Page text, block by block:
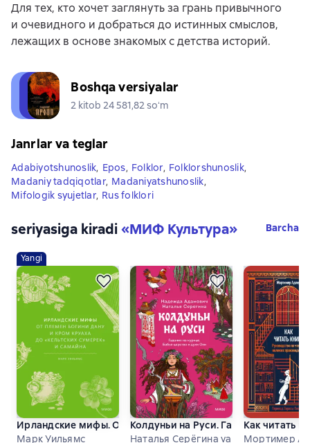
Для тех, кто хочет заглянуть за грань привычного
и очевидного и добраться до истинных смыслов,
лежащих в основе знакомых с детства историй.
Boshqa versiyalar
2 kitob 24 581,82 soʻm
Janrlar va teglar
Adabiyotshunoslik, Epos, Folklor, Folklorshunoslik,
Madaniy tadqiqotlar, Madaniyatshunoslik,
Mifologik syujetlar, Rus folklori
seriyasiga kiradi«МИФ Культура» Barcha
Yangi
Ирландские мифы. От Племен Богини Дану и Кром Круаха
Марк Уильямс
Колдуньи на Руси. Гадания на
Наталья Серёгина va b.
Как читать
Мортимер